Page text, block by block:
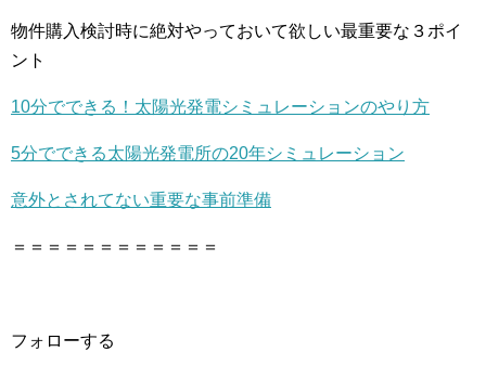
物件購入検討時に絶対やっておいて欲しい最重要な３ポイ
ント
10分でできる！太陽光発電シミュレーションのやり方
5分でできる太陽光発電所の20年シミュレーション
意外とされてない重要な事前準備
＝＝＝＝＝＝＝＝＝＝＝＝
フォローする